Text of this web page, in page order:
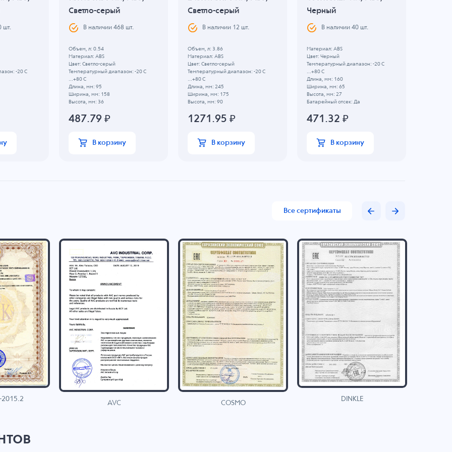
шт.
-20 C
Светло-серый
В наличии468 шт.
Объем, л: 0.54
Материал: ABS
Цвет: Светло-серый
Температурный диапазон: -20 C
...+80 C
Длина, мм: 95
Ширина, мм: 158
Высота, мм: 36
487.79 ₽
В корзину
Светло-серый
В наличии 12 шт.
Объем, л: 3.86
Материал: ABS
Цвет: Светло-серый
Температурный диапазон: -20 C
...+80 C
Длина, мм: 245
Ширина, мм: 175
Высота, мм: 90
1271.95 ₽
В корзину
Черный
В наличии40 шт.
Материал: ABS
Цвет: Черный
Температурный диапазон: -20 C
...+80 C
Длина, мм: 160
Ширина, мм: 65
Высота, мм: 27
Батарейный отсек: Да
471.32 ₽
В корзину
Все сертификаты
AVC COSMO
DINKLE